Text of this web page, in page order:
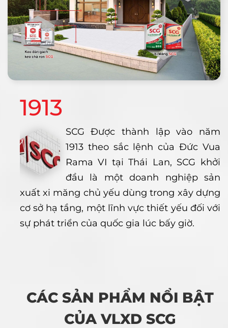
1913
SCG Được thành lập vào năm
1913 theo sắc lệnh của Đức Vua
Rama VI tại Thái Lan, SCG khởi
đầu là một doanh nghiệp sản
xuất xi măng chủ yếu dùng trong xây dựng
cơ sở hạ tầng, một lĩnh vực thiết yếu đối với
sự phát triển của quốc gia lúc bấy giờ.
CÁC SẢN PHẨM NỔI BẬT
CỦA VLXD SCG